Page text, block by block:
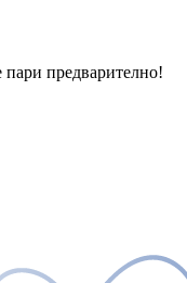
пари предварително!